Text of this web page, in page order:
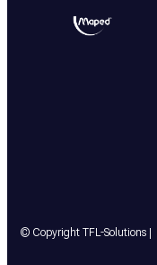
© Copyright TFL-Solutions |